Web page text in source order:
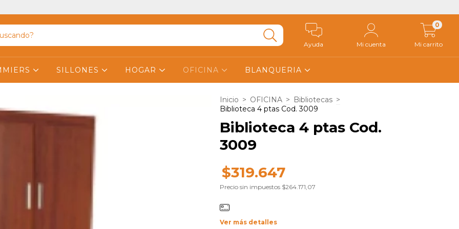
Ayuda Mi cuenta Mi carrito
0
SILLONES HOGAR OFICINA BLANQUERIA
Inicio > OFICINA > Bibliotecas >
Biblioteca 4 ptas Cod. 3009
Biblioteca 4 ptas Cod.
3009
$319.647
Precio sin impuestos $264.171,07
Ver más detalles